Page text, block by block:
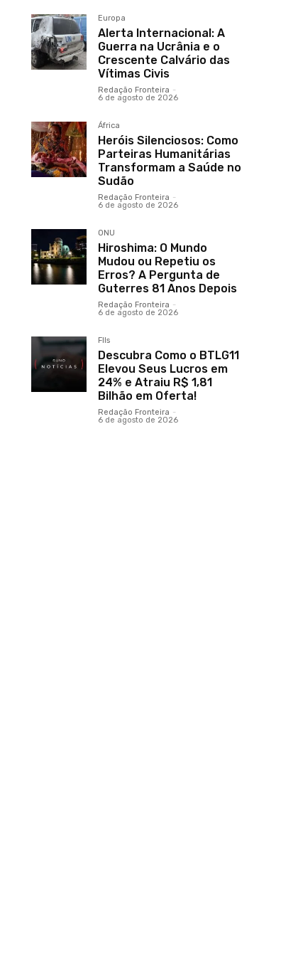
Europa
Alerta Internacional: A
Guerra na Ucrânia e o
Crescente Calvário das
Vítimas Civis
Redação Fronteira -
6 de agosto de 2026
África
Heróis Silenciosos: Como
Parteiras Humanitárias
Transformam a Saúde no
Sudão
Redação Fronteira -
6 de agosto de 2026
ONU
Hiroshima: O Mundo
Mudou ou Repetiu os
Erros? A Pergunta de
Guterres 81 Anos Depois
Redação Fronteira -
6 de agosto de 2026
FIIs
Descubra Como o BTLG11
Elevou Seus Lucros em
24% e Atraiu R$ 1,81
Bilhão em Oferta!
Redação Fronteira -
6 de agosto de 2026